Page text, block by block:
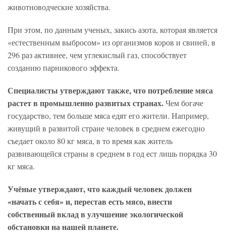
животноводческие хозяйства.
При этом, по данным ученых, закись азота, которая является
«естественным выбросом» из организмов коров и свиней, в
296 раз активнее, чем углекислый газ, способствует
созданию парникового эффекта.
Специалисты утверждают также, что потребление мяса
растет в промышленно развитых странах.Чем богаче
государство, тем больше мяса едят его жители. Например,
живущий в развитой стране человек в среднем ежегодно
съедает около 80 кг мяса, в то время как житель
развивающейся страны в среднем в год ест лишь порядка 30
кг мяса.
Учёные утверждают, что каждый человек должен
«начать с себя» и, перестав есть мясо, внести
собственный вклад в улучшение экологической
обстановки на нашей планете.